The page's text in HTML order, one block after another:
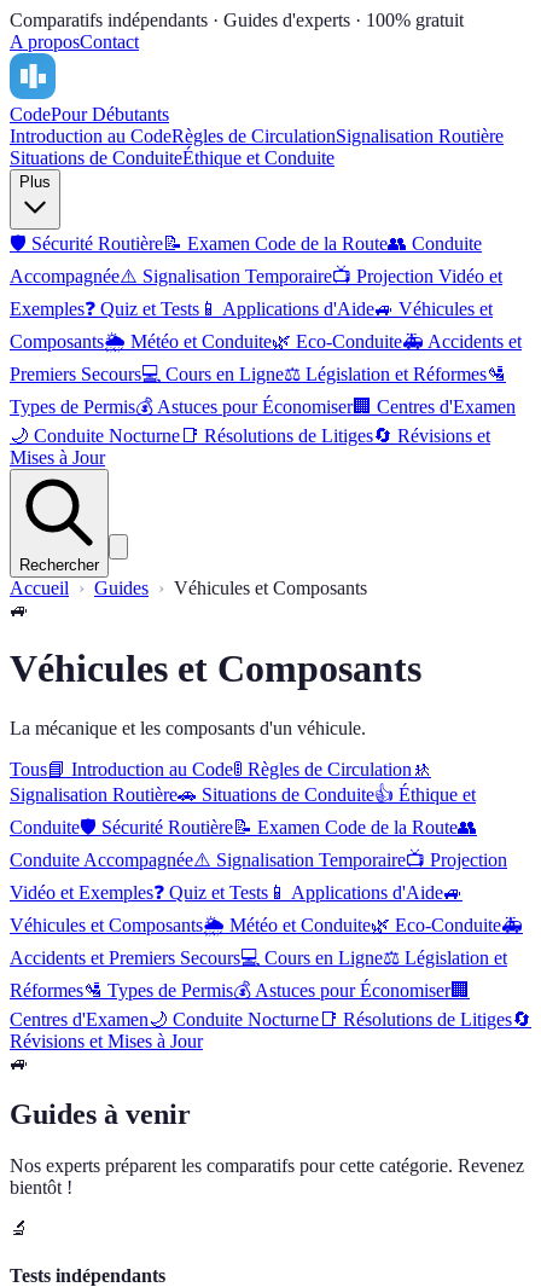
Comparatifs indépendants · Guides d'experts · 100% gratuit
A proposContact
CodePour Débutants
Introduction au CodeRègles de CirculationSignalisation Routière
Situations de ConduiteÉthique et Conduite
Plus
🛡️ Sécurité Routière📝 Examen Code de la Route👥 Conduite
Accompagnée⚠️ Signalisation Temporaire📺 Projection Vidéo et
Exemples❓ Quiz et Tests 📱 Applications d'Aide🚙 Véhicules et
Composants🌦️ Météo et Conduite🌿 Eco-Conduite🚑 Accidents et
Premiers Secours💻 Cours en Ligne⚖️ Législation et Réformes🛂
Types de Permis💰 Astuces pour Économiser🏢 Centres d'Examen
🌙 Conduite Nocturne 📑 Résolutions de Litiges🔄 Révisions et
Mises à Jour
Rechercher
Accueil Guides
Véhicules et Composants
🚙
Véhicules et Composants
La mécanique et les composants d'un véhicule.
Tous📘 Introduction au Code🚦 Règles de Circulation 🚸
Signalisation Routière🚗 Situations de Conduite👍 Éthique et
Conduite🛡️ Sécurité Routière📝 Examen Code de la Route👥
Conduite Accompagnée⚠️ Signalisation Temporaire📺 Projection
Vidéo et Exemples❓ Quiz et Tests 📱 Applications d'Aide🚙
Véhicules et Composants🌦️ Météo et Conduite🌿 Eco-Conduite🚑
Accidents et Premiers Secours💻 Cours en Ligne⚖️ Législation et
Réformes🛂 Types de Permis💰 Astuces pour Économiser🏢
Centres d'Examen🌙 Conduite Nocturne 📑 Résolutions de Litiges🔄
Révisions et Mises à Jour
🚙
Guides à venir
Nos experts préparent les comparatifs pour cette catégorie. Revenez
bientôt !
🔬
Tests indépendants